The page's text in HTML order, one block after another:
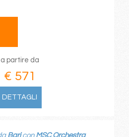
a partire da
€ 571
DETTAGLI
Baricon MSC Orchestra